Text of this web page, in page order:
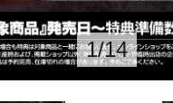
1/14